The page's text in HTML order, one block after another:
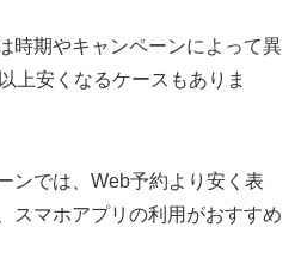
時期やキャンペーンによって異
上安くなるケースもありま
ンでは、Web予約より安く表
スマホアプリの利用がおすすめ